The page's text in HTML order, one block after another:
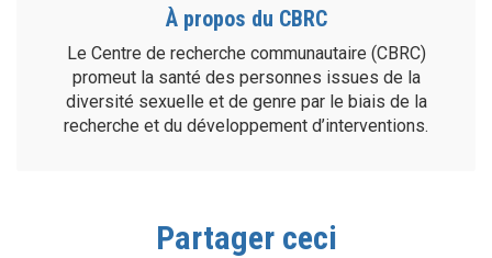
À propos du CBRC
Le Centre de recherche communautaire (CBRC)
promeut la santé des personnes issues de la
diversité sexuelle et de genre par le biais de la
recherche et du développement d’interventions.
Partager ceci